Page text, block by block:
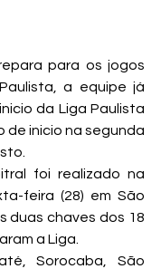
para os jogos
a equipe já
da Liga Paulista
de inicio na segunda
foi realizado na
feira (28) em São
duas chaves dos 18
a Liga.
Sorocaba, São